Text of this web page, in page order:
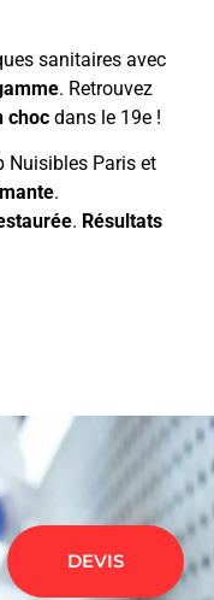
sanitaires avec
. Retrouvez
choc dans le 19e !
Nuisibles Paris et
.
. Résultats
DEVIS